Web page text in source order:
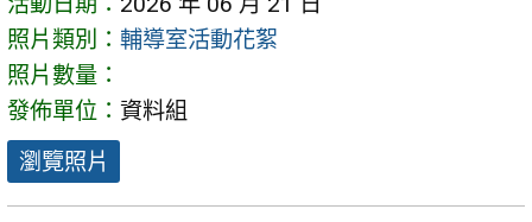
照片類別： 輔導室活動花絮
照片數量：
發佈單位： 資料組
瀏覽照片